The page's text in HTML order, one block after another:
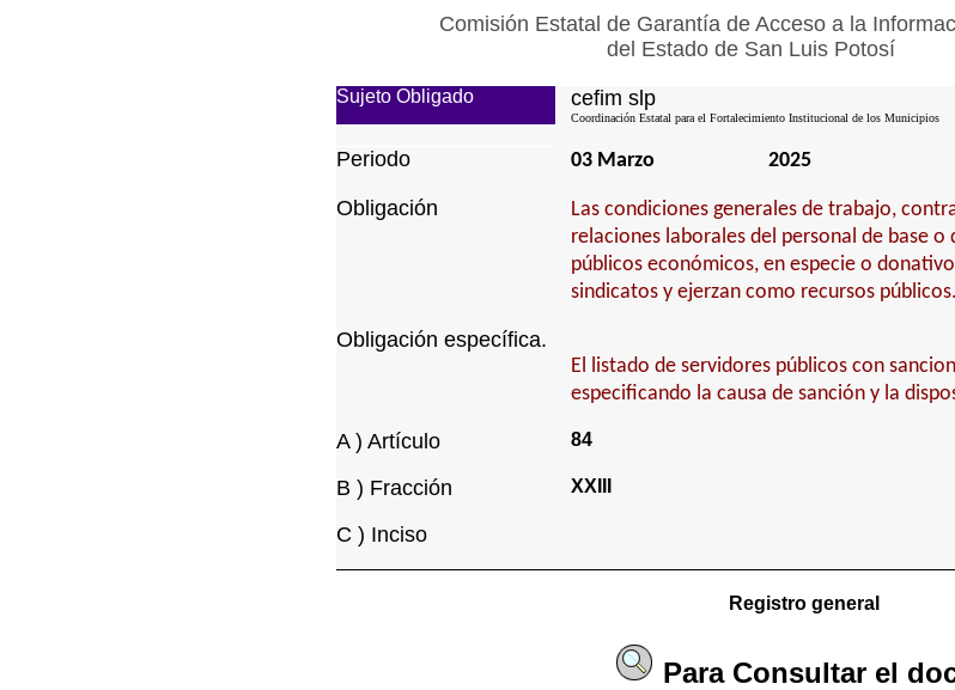
Comisión Estatal de Garantía de Acceso a la
del Estado de San Luis Potosí
Sujeto Obligado cefim slp
Coordinación Estatal para el Fortalecimiento Institucional de los Municipios
Periodo 03 Marzo 2025
Obligación
Las condiciones generales de trabajo,
relaciones laborales del personal de base
públicos económicos, en especie o
sindicatos y ejerzan como recursos públicos.
Obligación específica.
El listado de servidores públicos con
especificando la causa de sanción y la
A ) Artículo 84
B ) Fracción XXIII
C ) Inciso
Registro general
Para Consultarel